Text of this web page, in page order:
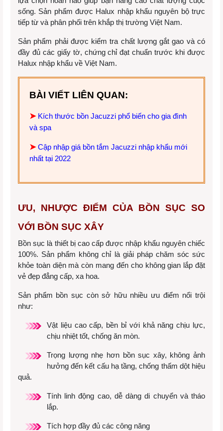
sống. Sản phẩm được Halux nhập khẩu nguyên bộ trực
tiếp từ và phân phối trên khắp thị trường Việt Nam.
Sản phẩm phải được kiểm tra chất lượng gắt gao và có
đầy đủ các giấy tờ, chứng chỉ đạt chuẩn trước khi được
Halux nhập khẩu về Việt Nam.
BÀI VIẾT LIÊN QUAN:
➤ Kích thước bồn Jacuzzi phổ biến cho gia đình
và spa
➤Cập nhập giá bồn tắm Jacuzzi nhập khẩu mới
nhất tại 2022
ƯU, NHƯỢC ĐIỂM CỦA BỒN SỤC SO
VỚI BỒN SỤC XÂY
Bồn sục là thiết bị cao cấp được nhập khẩu nguyên chiếc
100%. Sản phẩm không chỉ là giải pháp chăm sóc sức
khỏe toàn diện mà còn mang đến cho không gian lắp đặt
vẻ đẹp đẳng cấp, xa hoa.
Sản phẩm bồn sục còn sở hữu nhiều ưu điểm nổi trội
như:
Vật liệu cao cấp, bền bỉ với khả năng chịu lực,
chịu nhiệt tốt, chống ăn mòn.
Trọng lượng nhẹ hơn bồn sục xây, không ảnh
hưởng đến kết cấu hạ tầng, chống thấm dột hiệu
quả.
Tính linh động cao, dễ dàng di chuyển và tháo
lắp.
Tích hợp đầy đủ các công năng